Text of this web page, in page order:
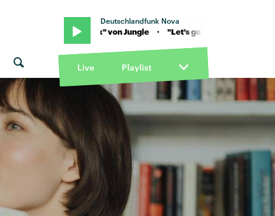
Deutschlandfunk Nova
go back" von Jungle · "Let's go back" von Jungle
Live Playlist